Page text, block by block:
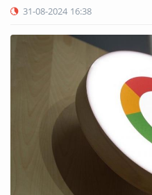
31-08-2024 16:38